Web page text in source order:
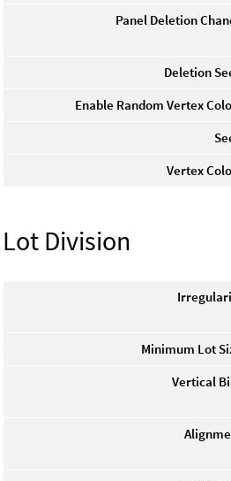
Panel Deletion
Deletion
Enable Random Vertex
Vertex
Lot Division
Minimum Lot
Vertical